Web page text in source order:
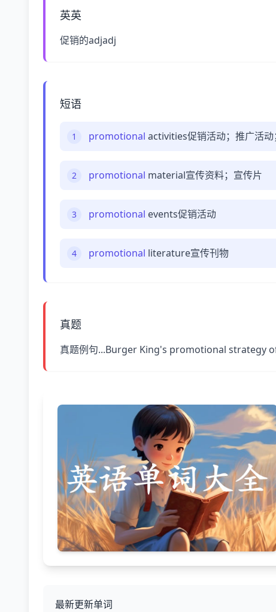
英英
促销的adjadj
短语
1 promotional activities促销活动；推广活
2 promotional material宣传资料；宣传片
3 promotional events促销活动
4 promotional literature宣传刊物
真题
真题例句...Burger King's promotional strategy
最新更新单词